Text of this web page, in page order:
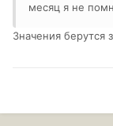
месяц я не
Значения берутся